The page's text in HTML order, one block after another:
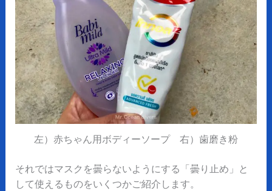
左）赤ちゃん用ボディーソープ 右）歯磨き粉
それではマスクを曇らないようにする「曇り止め」と
して使えるものをいくつかご紹介します。